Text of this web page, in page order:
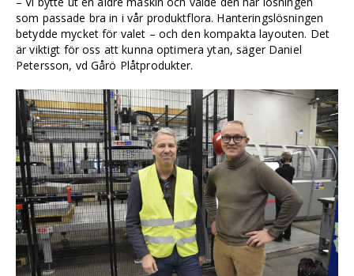
som passade bra in i vår produktflora. Hanteringslösningen
betydde mycket för valet – och den kompakta layouten. Det
är viktigt för oss att kunna optimera ytan, säger Daniel
Petersson, vd Gårö Plåtprodukter.